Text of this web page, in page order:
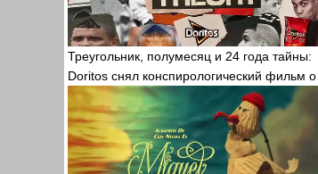
Треугольник, полумесяц и 24 года тайны:
Doritos снял конспирологический фильм о
причёске Р